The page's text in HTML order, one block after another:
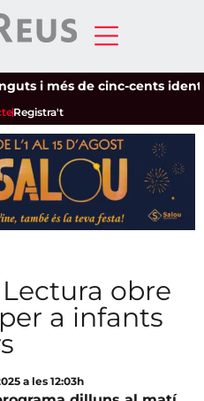
i més de cinc-cents
Registra't
obre
a infants
a les 12:03h